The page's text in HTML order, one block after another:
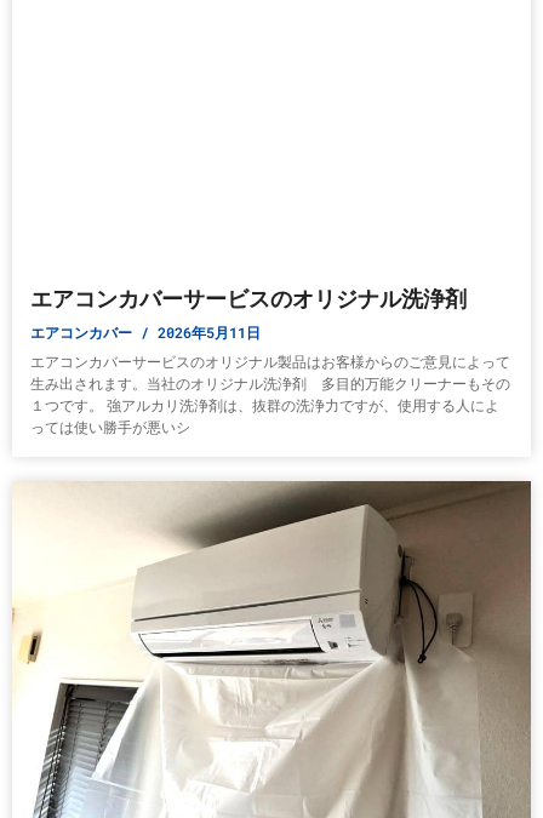
エアコンカバーサービスのオリジナル洗浄剤
エアコンカバー 2026年5月11日
エアコンカバーサービスのオリジナル製品はお客様からのご意見によって
生み出されます。当社のオリジナル洗浄剤 多目的万能クリーナーもその
１つです。 強アルカリ洗浄剤は、抜群の洗浄力ですが、使用する人によ
っては使い勝手が悪いシ